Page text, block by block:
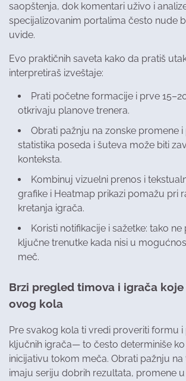
saopštenja, dok komentari uživo i
specijalizovanim portalima često nude
uvide.
Evo praktičnih saveta kako da pratiš
interpretiraš izveštaje:
Prati početne formacije i prve
otkrivaju planove trenera.
Obrati pažnju na zonske promene i
statistika poseda i šuteva može biti
konteksta.
Kombinuj vizuelni prenos i
grafike i Heatmap prikazi pomažu pri
kretanja igrača.
Koristi notifikacije i sažetke: tako
ključne trenutke kada nisi u
meč.
Brzi pregled timova i igrača
ovog kola
Pre svakog kola ti vredi proveriti formu
ključnih igrača— to često determiniše
inicijativu tokom meča. Obrati pažnju
imaju seriju dobrih rezultata, promene